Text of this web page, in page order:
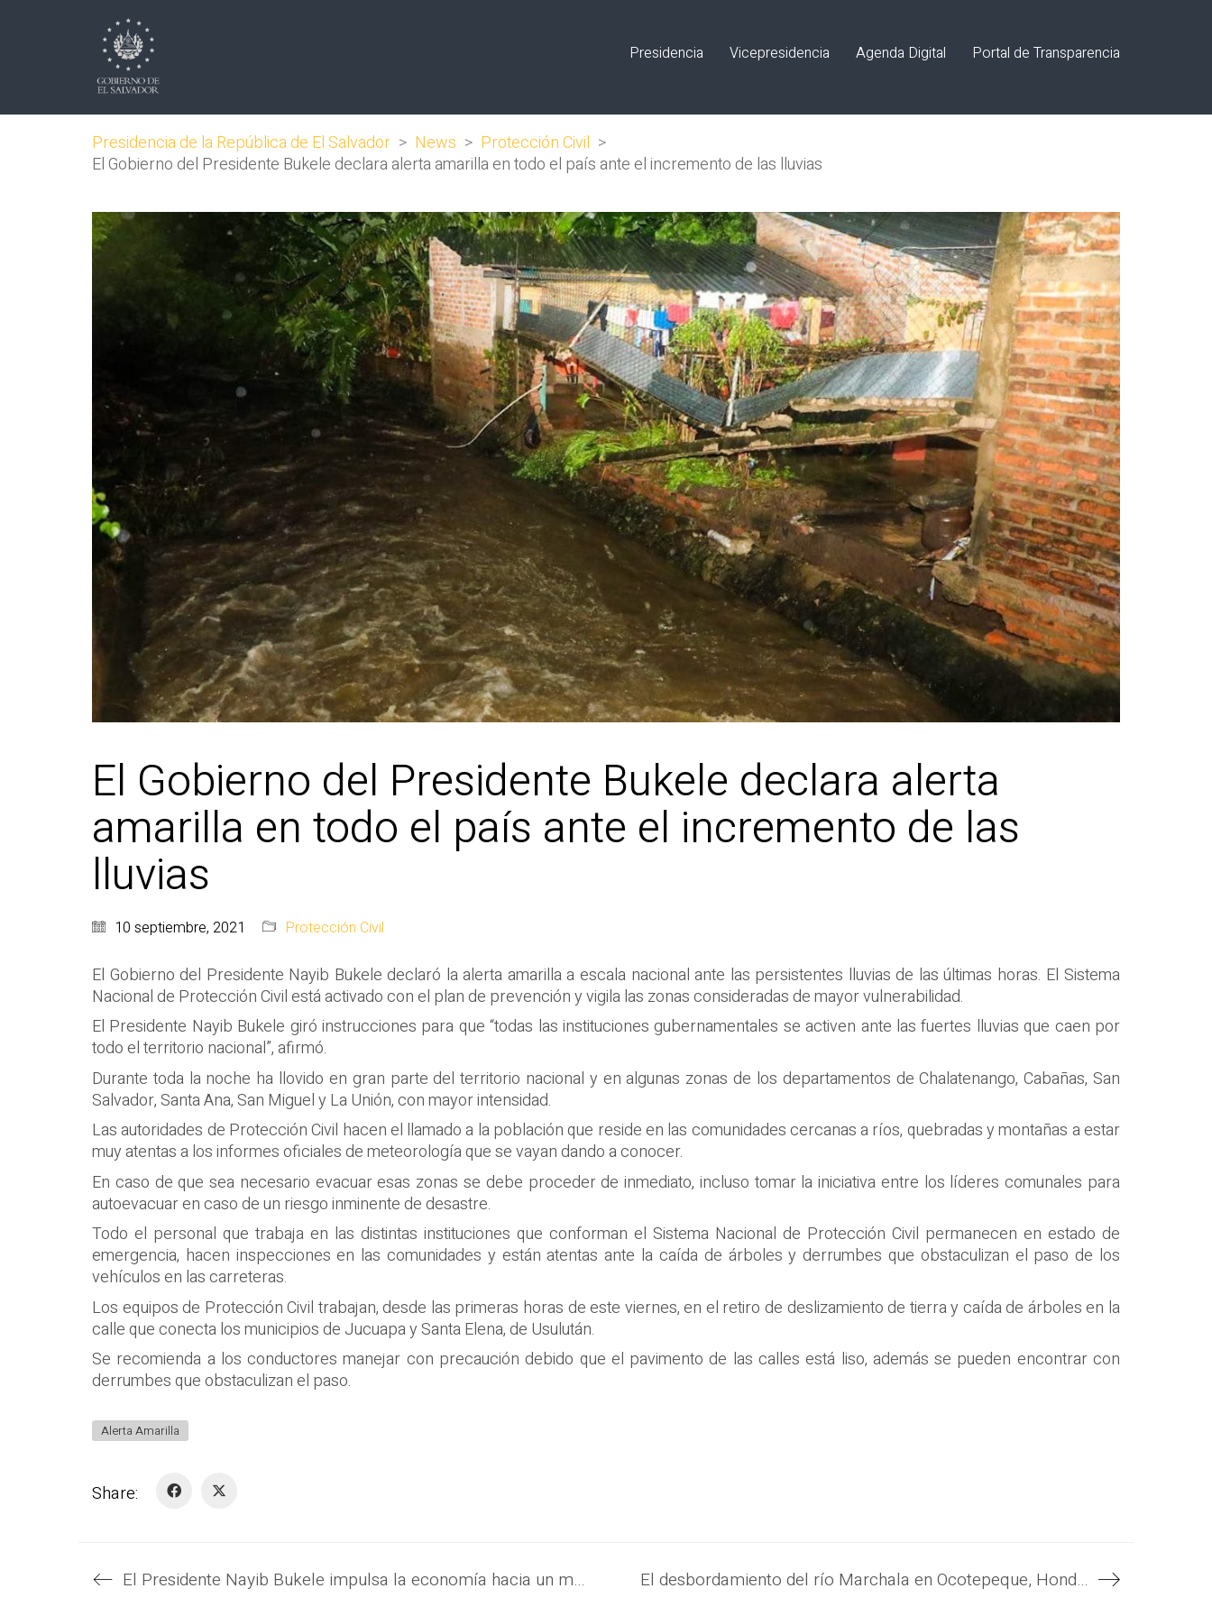
Presidencia Vicepresidencia Agenda Digital Portal de Transparencia
Presidencia de la República de El Salvador > News > Protección Civil >
El Gobierno del Presidente Bukele declara alerta amarilla en todo el país ante el incremento de las lluvias
El Gobierno del Presidente Bukele declara alerta
amarilla en todo el país ante el incremento de las
lluvias
10 septiembre, 2021 Protección Civil
El Gobierno del Presidente Nayib Bukele declaró la alerta amarilla a escala nacional ante las persistentes lluvias de las últimas horas. El Sistema
Nacional de Protección Civil está activado con el plan de prevención y vigila las zonas consideradas de mayor vulnerabilidad.
El Presidente Nayib Bukele giró instrucciones para que “todas las instituciones gubernamentales se activen ante las fuertes lluvias que caen por
todo el territorio nacional”, afirmó.
Durante toda la noche ha llovido en gran parte del territorio nacional y en algunas zonas de los departamentos de Chalatenango, Cabañas, San
Salvador, Santa Ana, San Miguel y La Unión, con mayor intensidad.
Las autoridades de Protección Civil hacen el llamado a la población que reside en las comunidades cercanas a ríos, quebradas y montañas a estar
muy atentas a los informes oficiales de meteorología que se vayan dando a conocer.
En caso de que sea necesario evacuar esas zonas se debe proceder de inmediato, incluso tomar la iniciativa entre los líderes comunales para
autoevacuar en caso de un riesgo inminente de desastre.
Todo el personal que trabaja en las distintas instituciones que conforman el Sistema Nacional de Protección Civil permanecen en estado de
emergencia, hacen inspecciones en las comunidades y están atentas ante la caída de árboles y derrumbes que obstaculizan el paso de los
vehículos en las carreteras.
Los equipos de Protección Civil trabajan, desde las primeras horas de este viernes, en el retiro de deslizamiento de tierra y caída de árboles en la
calle que conecta los municipios de Jucuapa y Santa Elena, de Usulután.
Se recomienda a los conductores manejar con precaución debido que el pavimento de las calles está liso, además se pueden encontrar con
derrumbes que obstaculizan el paso.
Alerta Amarilla
Share:
El Presidente Nayib Bukele impulsa la economía hacia un mejor futuro, más allá de voces anacrónicas que buscan infundir temor en la población El desbordamiento del río Marchala en Ocotepeque, Honduras, provoca el cierre de la frontera El Poy: se habilita Anguiatú como ruta alterna